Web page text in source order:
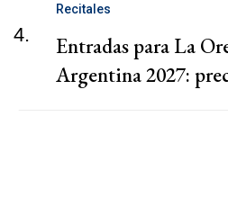
4.
Recitales
Entradas para La
Argentina 2027: